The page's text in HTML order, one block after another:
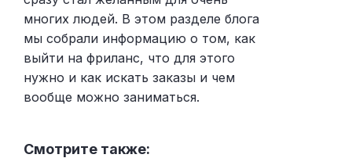
многих людей. В этом разделе блога
мы собрали информацию о том, как
выйти на фриланс, что для этого
нужно и как искать заказы и чем
вообще можно заниматься.
Смотрите также: